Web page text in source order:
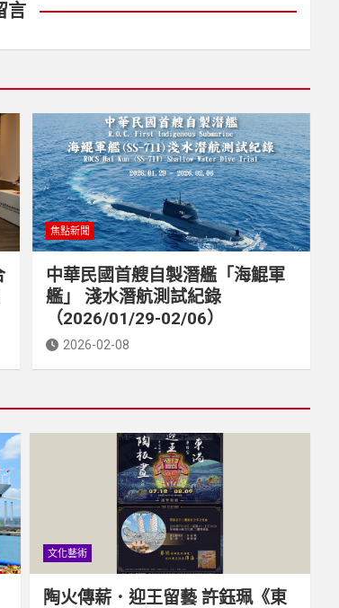
言
焦點新聞
中華民國首艘自製潛艦「海鯤軍
艦」 淺水潛航測試紀錄
（2026/01/29-02/06）
2026-02-08
文化藝術
陶火傳薪．迎王留藝 許鈺珮《東